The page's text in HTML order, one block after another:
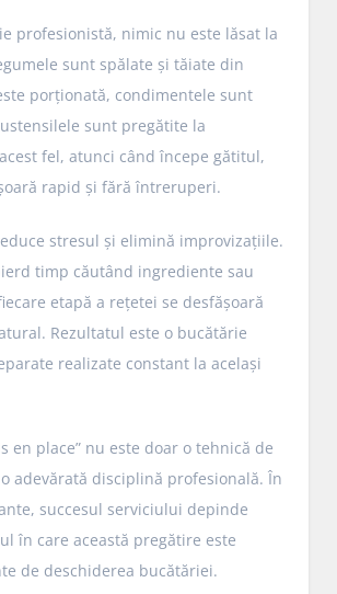
profesionistă, nimic nu este lăsat la
sunt spălate și tăiate din
porționată, condimentele sunt
sunt pregătite la
fel, atunci când începe gătitul,
rapid și fără întreruperi.
stresul și elimină improvizațiile.
timp căutând ingrediente sau
etapă a rețetei se desfășoară
Rezultatul este o bucătărie
realizate constant la același
en place” nu este doar o tehnică de
adevărată disciplină profesională. În
succesul serviciului depinde
în care această pregătire este
de deschiderea bucătăriei.